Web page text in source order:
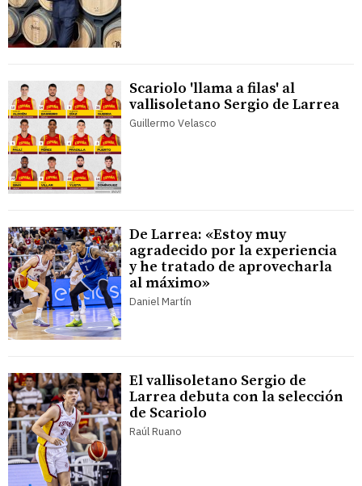
Scariolo 'llama a filas' al
vallisoletano Sergio de Larrea
Guillermo Velasco
De Larrea: «Estoy muy
agradecido por la experiencia
y he tratado de aprovecharla
al máximo»
Daniel Martín
El vallisoletano Sergio de
Larrea debuta con la selección
de Scariolo
Raúl Ruano